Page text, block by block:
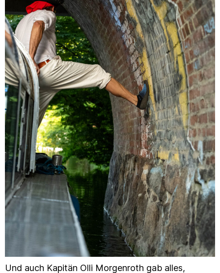
Und auch Kapitän Olli Morgenroth gab alles,